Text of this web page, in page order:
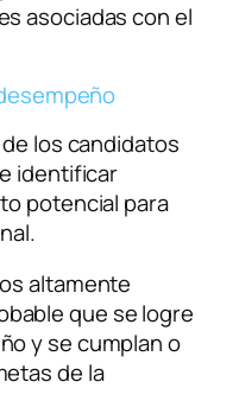
asociadas con el
los candidatos
identificar
potencial para
altamente
que se logre
y se cumplan o
de la